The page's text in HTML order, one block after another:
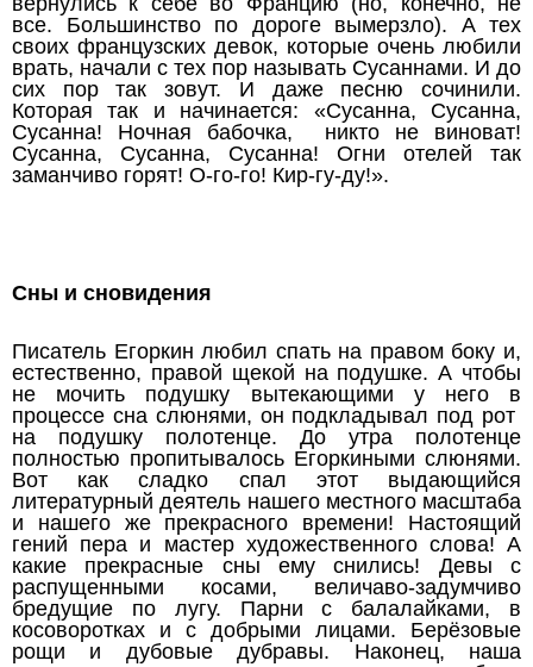
все. Большинство по дороге вымерзло). А тех
своих французских девок, которые очень любили
врать, начали с тех пор называть Сусаннами. И до
сих пор так зовут. И даже песню сочинили.
Которая так и начинается: «Сусанна, Сусанна,
Сусанна! Ночная бабочка, никто не виноват!
Сусанна, Сусанна, Сусанна! Огни отелей так
заманчиво горят! О-го-го! Кир-гу-ду!».
Сны и сновидения
Писатель Егоркин любил спать на правом боку и,
естественно, правой щекой на подушке. А чтобы
не мочить подушку вытекающими у него в
процессе сна слюнями, он подкладывал под рот
на подушку полотенце. До утра полотенце
полностью пропитывалось Егоркиными слюнями.
Вот как сладко спал этот выдающийся
литературный деятель нашего местного масштаба
и нашего же прекрасного времени! Настоящий
гений пера и мастер художественного слова! А
какие прекрасные сны ему снились! Девы с
распущенными косами, величаво-задумчиво
бредущие по лугу. Парни с балалайками, в
косоворотках и с добрыми лицами. Берёзовые
рощи и дубовые дубравы. Наконец, наша